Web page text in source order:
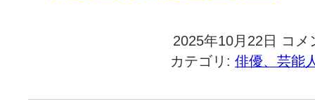
2025年10月22日
韓
国
旅
｜
コメ
カテゴリ: 俳優、芸能